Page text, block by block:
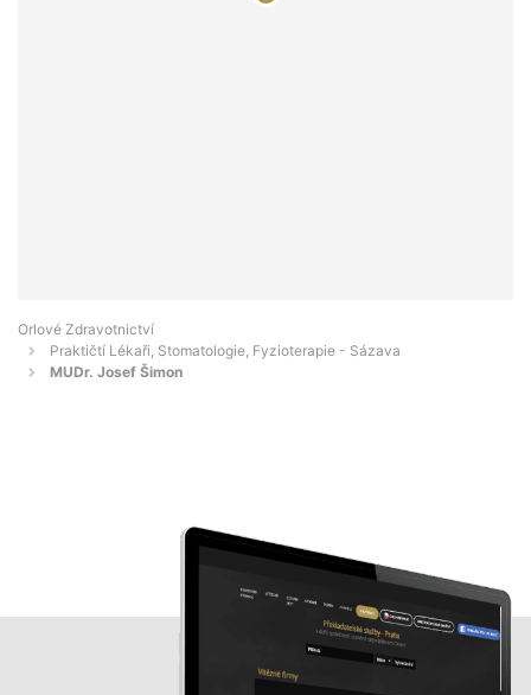
Orlové Zdravotnictví
Praktičtí Lékaři, Stomatologie, Fyzioterapie - Sázava
MUDr. Josef Šimon